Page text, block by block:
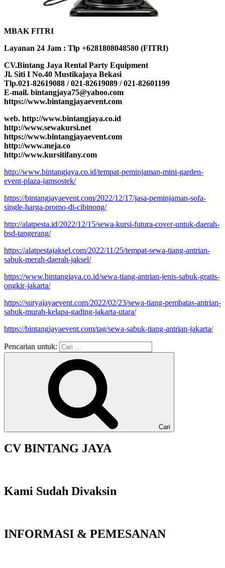
MBAK FITRI
Layanan 24 Jam : Tlp +6281808048580 (FITRI)
CV.Bintang Jaya Rental Party Equipment
Jl. Siti I No.40 Mustikajaya Bekasi
Tlp.021-82619088 / 021-82619089 / 021-82601199
E-mail. bintangjaya75@yahoo.com
https://www.bintangjayaevent.com
web. http://www.bintangjaya.co.id
http://www.sewakursi.net
https://www.bintangjayaevent.com
http://www.meja.co
http://www.kursitifany.com
http://www.bintangjaya.co.id/tempat-peminjaman-mini-garden-
event-plaza-jamsostek/
https://bintangjayaevent.com/2022/12/17/jasa-peminjaman-sofa-
single-harga-promo-di-cibinong/
http://alatpesta.id/2022/12/15/sewa-kursi-futura-cover-untuk-daerah-
bsd-tangerang/
https://alatpestajaksel.com/2022/11/25/tempat-sewa-tiang-antrian-
sabuk-merah-daerah-jaksel/
https://www.bintangjaya.co.id/sewa-tiang-antrian-jenis-sabuk-gratis-
ongkir-jakarta/
https://suryajayaevent.com/2022/02/23/sewa-tiang-pembatas-antrian-
sabuk-murah-kelapa-gading-jakarta-utara/
https://bintangjayaevent.com/tag/sewa-sabuk-tiang-antrian-jakarta/
Pencarian untuk:
Cari
CV BINTANG JAYA
Kami Sudah Divaksin
INFORMASI & PEMESANAN